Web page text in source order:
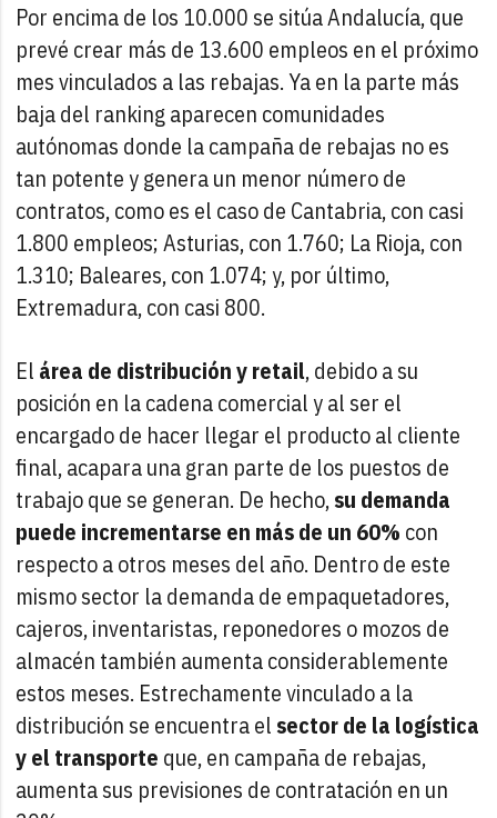
Por encima de los 10.000 se sitúa Andalucía, que
prevé crear más de 13.600 empleos en el próximo
mes vinculados a las rebajas. Ya en la parte más
baja del ranking aparecen comunidades
autónomas donde la campaña de rebajas no es
tan potente y genera un menor número de
contratos, como es el caso de Cantabria, con casi
1.800 empleos; Asturias, con 1.760; La Rioja, con
1.310; Baleares, con 1.074; y, por último,
Extremadura, con casi 800.
El área de distribución y retail, debido a su
posición en la cadena comercial y al ser el
encargado de hacer llegar el producto al cliente
final, acapara una gran parte de los puestos de
trabajo que se generan. De hecho,su demanda
puede incrementarse en más de un 60% con
respecto a otros meses del año. Dentro de este
mismo sector la demanda de empaquetadores,
cajeros, inventaristas, reponedores o mozos de
almacén también aumenta considerablemente
estos meses. Estrechamente vinculado a la
distribución se encuentra el sector de la logística
y el transporte que, en campaña de rebajas,
aumenta sus previsiones de contratación en un